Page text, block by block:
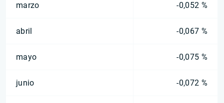
marzo -0,052 %
abril -0,067 %
mayo -0,075 %
junio -0,072 %